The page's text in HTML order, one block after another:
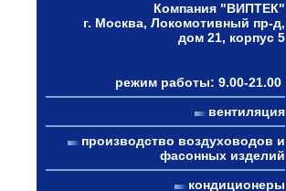
Компания "ВИПТЕК"
г. Москва, Локомотивный пр-д,
дом 21, корпус 5
режим работы: 9.00-21.00
вентиляция
производство воздуховодов и
фасонных изделий
кондиционеры